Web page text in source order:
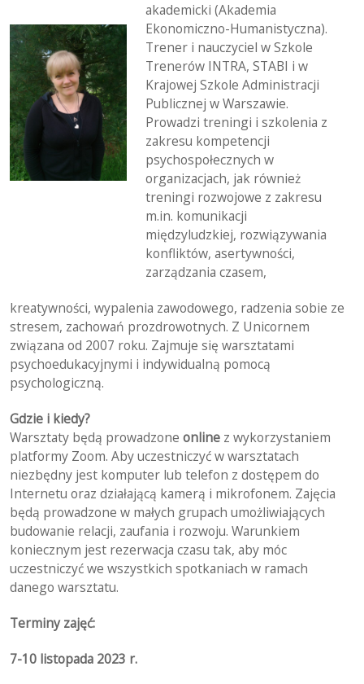
akademicki (Akademia
Ekonomiczno-Humanistyczna).
Trener i nauczyciel w Szkole
Trenerów INTRA, STABI i w
Krajowej Szkole Administracji
Publicznej w Warszawie.
Prowadzi treningi i szkolenia z
zakresu kompetencji
psychospołecznych w
organizacjach, jak również
treningi rozwojowe z zakresu
m.in. komunikacji
międzyludzkiej, rozwiązywania
konfliktów, asertywności,
zarządzania czasem,
kreatywności, wypalenia zawodowego, radzenia sobie ze
stresem, zachowań prozdrowotnych. Z Unicornem
związana od 2007 roku. Zajmuje się warsztatami
psychoedukacyjnymi i indywidualną pomocą
psychologiczną.
Gdzie i kiedy?
Warsztaty będą prowadzoneonline z wykorzystaniem
platformy Zoom. Aby uczestniczyć w warsztatach
niezbędny jest komputer lub telefon z dostępem do
Internetu oraz działającą kamerą i mikrofonem. Zajęcia
będą prowadzone w małych grupach umożliwiających
budowanie relacji, zaufania i rozwoju. Warunkiem
koniecznym jest rezerwacja czasu tak, aby móc
uczestniczyć we wszystkich spotkaniach w ramach
danego warsztatu.
Terminy zajęć:
7-10 listopada 2023 r.